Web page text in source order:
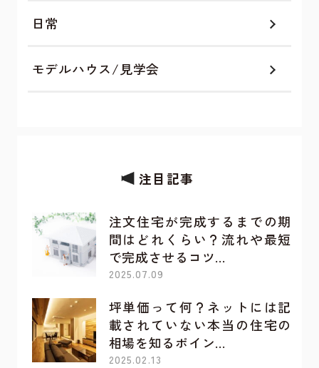
日常
モデルハウス/見学会
注目記事
注文住宅が完成するまでの期
間はどれくらい？流れや最短
で完成させるコツ…
2025.07.09
坪単価って何？ネットには記
載されていない本当の住宅の
相場を知るポイン…
2025.02.13